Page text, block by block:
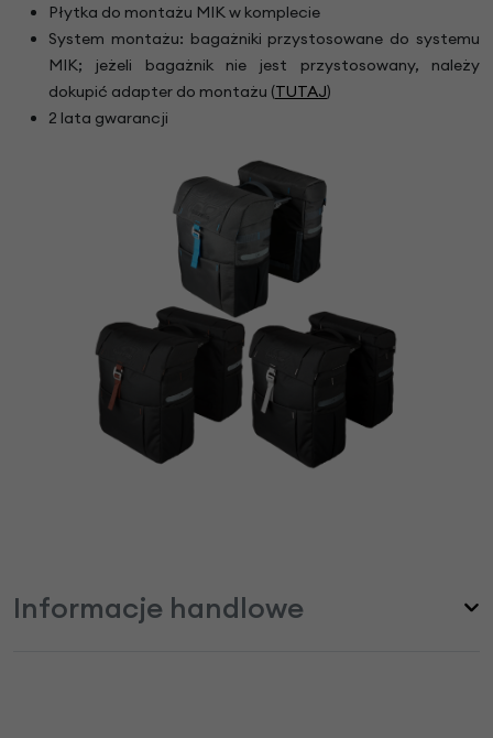
Płytka do montażu MIK w komplecie
System montażu: bagażniki przystosowane do systemu
MIK; jeżeli bagażnik nie jest przystosowany, należy
dokupić adapter do montażu (TUTAJ)
2 lata gwarancji
Informacje handlowe